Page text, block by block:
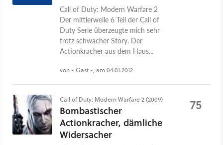
Call of Duty: Modern Warfare 2
Der mittlerweile 6 Teil der Call of
Duty Serie überzeugte mich sehr
trotz schwacher Story. Der
Actionkracher aus dem Haus...
von - Gast -, am 04.01.2012
Call of Duty: Modern Warfare 2 (2009)
Bombastischer
Actionkracher, dämliche
Widersacher
75